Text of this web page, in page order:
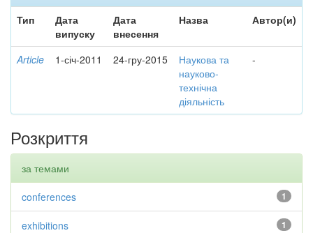
Тип
Дата
випуску
Дата
внесення
Назва Автор(и)
Article 1-січ-2011 24-гру-2015
Наукова та
науково-
технічна
діяльність
-
Розкриття
за темами
1
conferences
1
exhibitions